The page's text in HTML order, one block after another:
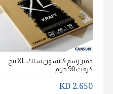
دفتر رسم كانسون سلك XL بيج
كرفت 90 جرام
2.650 KD